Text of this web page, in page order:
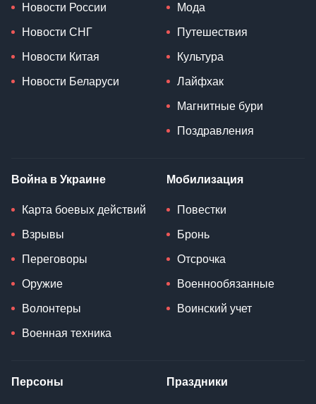
Новости России
Новости СНГ
Новости Китая
Новости Беларуси
Мода
Путешествия
Культура
Лайфхак
Магнитные бури
Поздравления
Война в Украине
Карта боевых действий
Взрывы
Переговоры
Оружие
Волонтеры
Военная техника
Мобилизация
Повестки
Бронь
Отсрочка
Военнообязанные
Воинский учет
Персоны Праздники